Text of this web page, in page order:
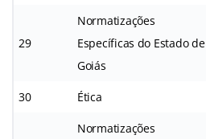
29
Normatizações
Específicas do Estado de
Goiás
30 Ética
Normatizações